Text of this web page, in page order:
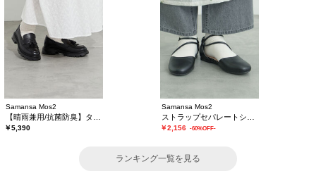
Samansa Mos2
￥5,390
Samansa Mos2
￥2,156 -60%OFF-
ランキング一覧を見る